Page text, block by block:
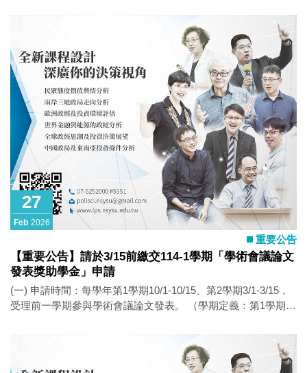
https://ips.nsysu.edu.tw/master/scholarship 博士生
https://ips.nsysu.edu.tw/phd/scholarship
27
Feb 2026
重要公告
【重要公告】請於3/15前繳交114-1學期「學術會議論文
發表獎助學金」申請
(一) 申請時間：每學年第1學期10/1-10/15、第2學期3/1-3/15，
受理前一學期參與學術會議論文發表。 （學期定義：第1學期自
格：於本所就讀滿一學期註冊在學碩士生。 (三)申請文件/方
於政治學門學術會議發表論文。 2.獎助基準以母語獨立發表者